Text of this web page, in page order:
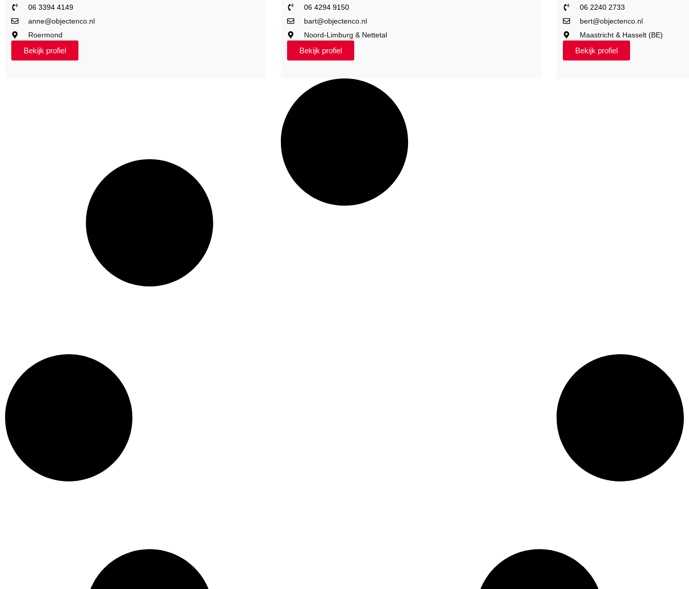
06 3394 4149
anne@objectenco.nl
Roermond
Bekijk profiel
06 4294 9150
bart@objectenco.nl
Noord-Limburg & Nettetal
Bekijk profiel
06 2240 2733
bert@objectenco.nl
Maastricht & Hasselt (BE)
Bekijk profiel